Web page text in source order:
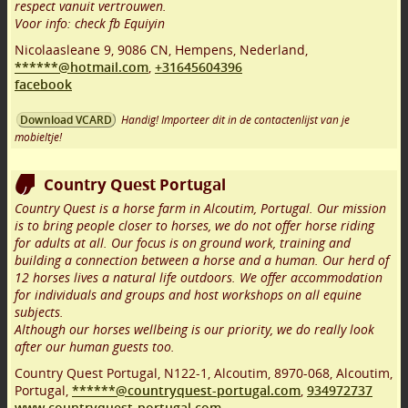
respect vanuit vertrouwen.
Voor info: check fb Equiyin
Nicolaasleane 9, 9086 CN, Hempens, Nederland,
******@hotmail.com, +31645604396
facebook
Download VCARD
Handig! Importeer dit in de contactenlijst van je
mobieltje!
Country Quest Portugal
Country Quest is a horse farm in Alcoutim, Portugal. Our mission
is to bring people closer to horses, we do not offer horse riding
for adults at all. Our focus is on ground work, training and
building a connection between a horse and a human. Our herd of
12 horses lives a natural life outdoors. We offer accommodation
for individuals and groups and host workshops on all equine
subjects.
Although our horses wellbeing is our priority, we do really look
after our human guests too.
Country Quest Portugal, N122-1, Alcoutim, 8970-068, Alcoutim,
Portugal, ******@countryquest-portugal.com, 934972737